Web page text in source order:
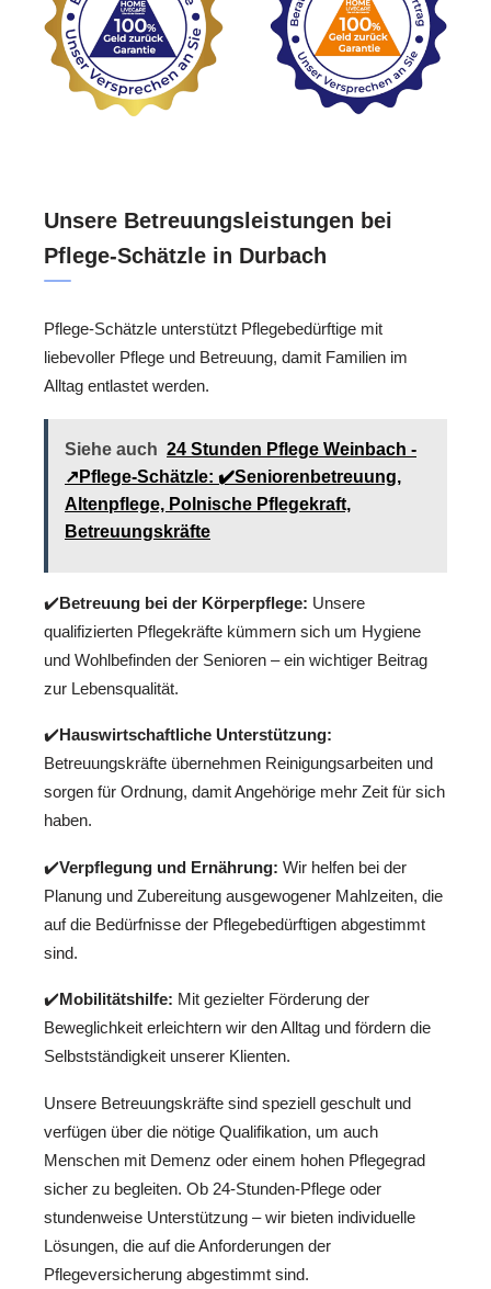
Unsere Betreuungsleistungen bei
Pflege-Schätzle in Durbach
Pflege-Schätzle unterstützt Pflegebedürftige mit
liebevoller Pflege und Betreuung, damit Familien im
Alltag entlastet werden.
Siehe auch 24 Stunden Pflege Weinbach -
↗️Pflege-Schätzle: ✔️Seniorenbetreuung,
Altenpflege, Polnische Pflegekraft,
Betreuungskräfte
✔️Betreuung bei der Körperpflege: Unsere
qualifizierten Pflegekräfte kümmern sich um Hygiene
und Wohlbefinden der Senioren – ein wichtiger Beitrag
zur Lebensqualität.
✔️Hauswirtschaftliche Unterstützung:
Betreuungskräfte übernehmen Reinigungsarbeiten und
sorgen für Ordnung, damit Angehörige mehr Zeit für sich
haben.
✔️Verpflegung und Ernährung: Wir helfen bei der
Planung und Zubereitung ausgewogener Mahlzeiten, die
auf die Bedürfnisse der Pflegebedürftigen abgestimmt
sind.
✔️Mobilitätshilfe: Mit gezielter Förderung der
Beweglichkeit erleichtern wir den Alltag und fördern die
Selbstständigkeit unserer Klienten.
Unsere Betreuungskräfte sind speziell geschult und
verfügen über die nötige Qualifikation, um auch
Menschen mit Demenz oder einem hohen Pflegegrad
sicher zu begleiten. Ob 24-Stunden-Pflege oder
stundenweise Unterstützung – wir bieten individuelle
Lösungen, die auf die Anforderungen der
Pflegeversicherung abgestimmt sind.